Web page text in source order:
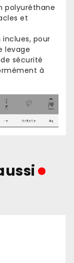
polyuréthane
et
pour
levage
sécurité
à